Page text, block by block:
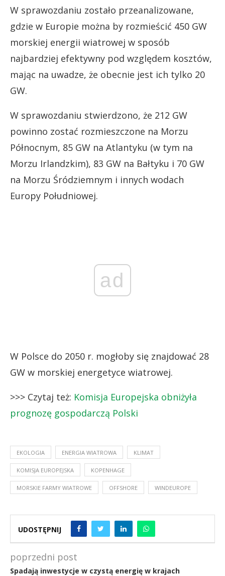
W sprawozdaniu zostało przeanalizowane,
gdzie w Europie można by rozmieścić 450 GW
morskiej energii wiatrowej w sposób
najbardziej efektywny pod względem kosztów,
mając na uwadze, że obecnie jest ich tylko 20
GW.
W sprawozdaniu stwierdzono, że 212 GW
powinno zostać rozmieszczone na Morzu
Północnym, 85 GW na Atlantyku (w tym na
Morzu Irlandzkim), 83 GW na Bałtyku i 70 GW
na Morzu Śródziemnym i innych wodach
Europy Południowej.
ad
W Polsce do 2050 r. mogłoby się znajdować 28
GW w morskiej energetyce wiatrowej.
>>> Czytaj też: Komisja Europejska obniżyła
prognozę gospodarczą Polski
EKOLOGIA ENERGIA WIATROWA KLIMAT
KOMISJA EUROPEJSKA KOPENHAGE
MORSKIE FARMY WIATROWE OFFSHORE WINDEUROPE
UDOSTĘPNIJ
poprzedni post
Spadają inwestycje w czystą energię w krajach